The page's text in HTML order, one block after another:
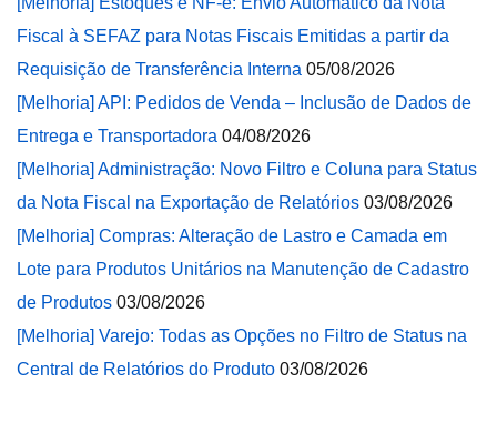
Fiscal à SEFAZ para Notas Fiscais Emitidas a partir da
Requisição de Transferência Interna 05/08/2026
[Melhoria] API: Pedidos de Venda – Inclusão de Dados de
Entrega e Transportadora 04/08/2026
[Melhoria] Administração: Novo Filtro e Coluna para Status
da Nota Fiscal na Exportação de Relatórios 03/08/2026
[Melhoria] Compras: Alteração de Lastro e Camada em
Lote para Produtos Unitários na Manutenção de Cadastro
de Produtos 03/08/2026
[Melhoria] Varejo: Todas as Opções no Filtro de Status na
Central de Relatórios do Produto 03/08/2026